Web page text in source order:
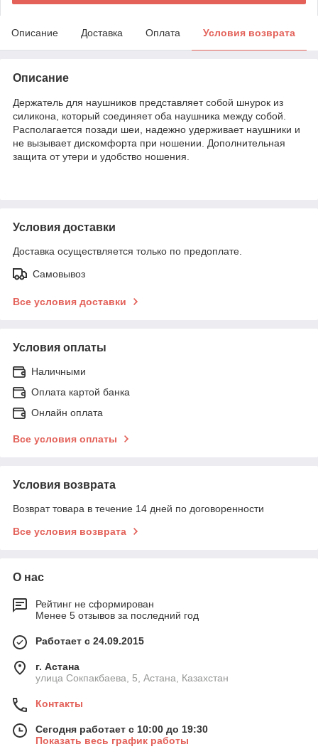
Описание Доставка Оплата Условия возврата
Описание
Держатель для наушников представляет собой шнурок из
силикона, который соединяет оба наушника между собой.
Располагается позади шеи, надежно удерживает наушники и
не вызывает дискомфорта при ношении. Дополнительная
защита от утери и удобство ношения.
Условия доставки
Доставка осуществляется только по предоплате.
Самовывоз
Все условия доставки
Условия оплаты
Наличными
Оплата картой банка
Онлайн оплата
Все условия оплаты
Условия возврата
Возврат товара в течение 14 дней по договоренности
Все условия возврата
О нас
Рейтинг не сформирован
Менее 5 отзывов за последний год
Работает с 24.09.2015
г. Астана
улица Сокпакбаева, 5, Астана, Казахстан
Контакты
Сегодня работает с 10:00 до 19:30
Показать весь график работы